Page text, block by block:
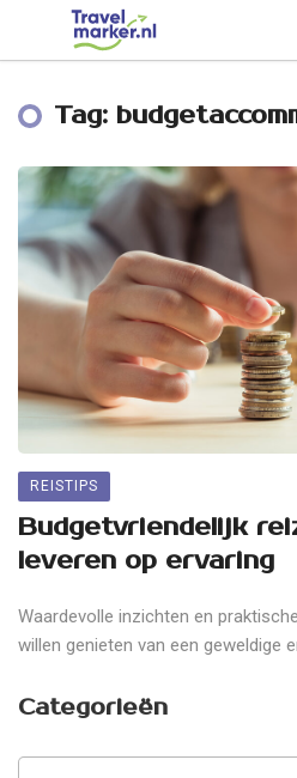
Tag:
REISTIPS
Budgetvriendelijk
leveren op ervaring
Waardevolle inzichten en
willen genieten van een geweldige
Categorieën